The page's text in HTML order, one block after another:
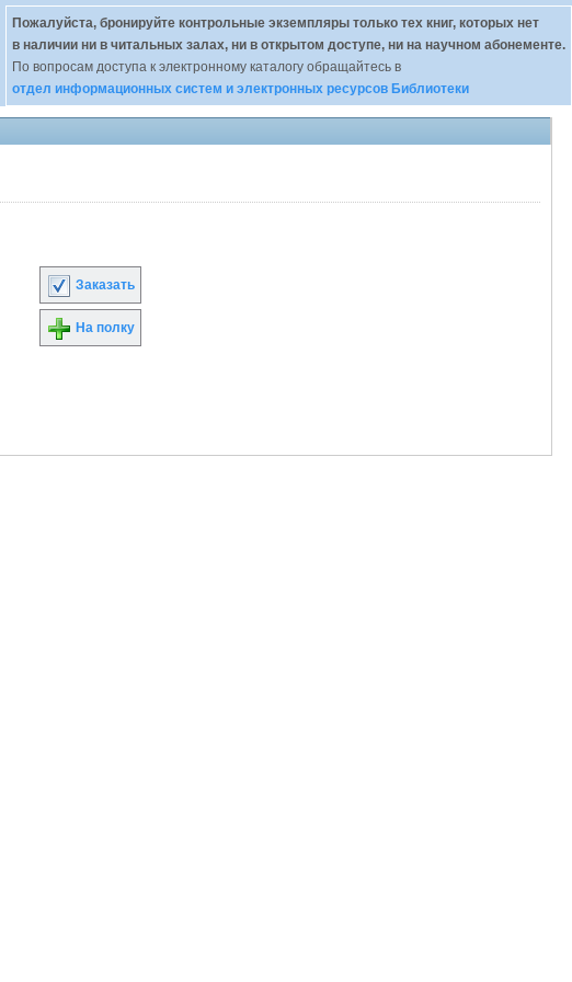
Пожалуйста, бронируйте контрольные экземпляры только тех книг, которых нет
в наличии ни в читальных залах, ни в открытом доступе, ни на научном абонементе.
По вопросам доступа к электронному каталогу обращайтесь в
отдел информационных систем и электронных ресурсов Библиотеки
Заказать
На полку